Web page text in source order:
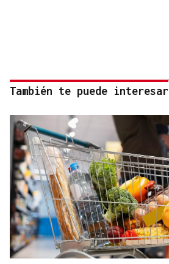
También te puede interesar